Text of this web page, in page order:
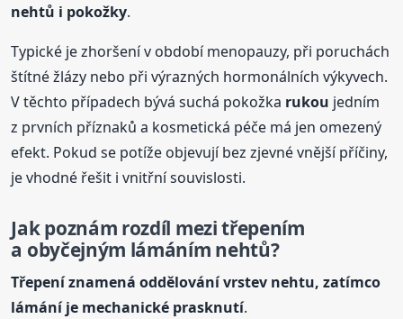
nehtů i pokožky.
Typické je zhoršení v období menopauzy, při poruchách
štítné žlázy nebo při výrazných hormonálních výkyvech.
V těchto případech bývá suchá pokožka rukou jedním
z prvních příznaků a kosmetická péče má jen omezený
efekt. Pokud se potíže objevují bez zjevné vnější příčiny,
je vhodné řešit i vnitřní souvislosti.
Jak poznám rozdíl mezi třepením
a obyčejným lámáním nehtů?
Třepení znamená oddělování vrstev nehtu, zatímco
lámání je mechanické prasknutí.